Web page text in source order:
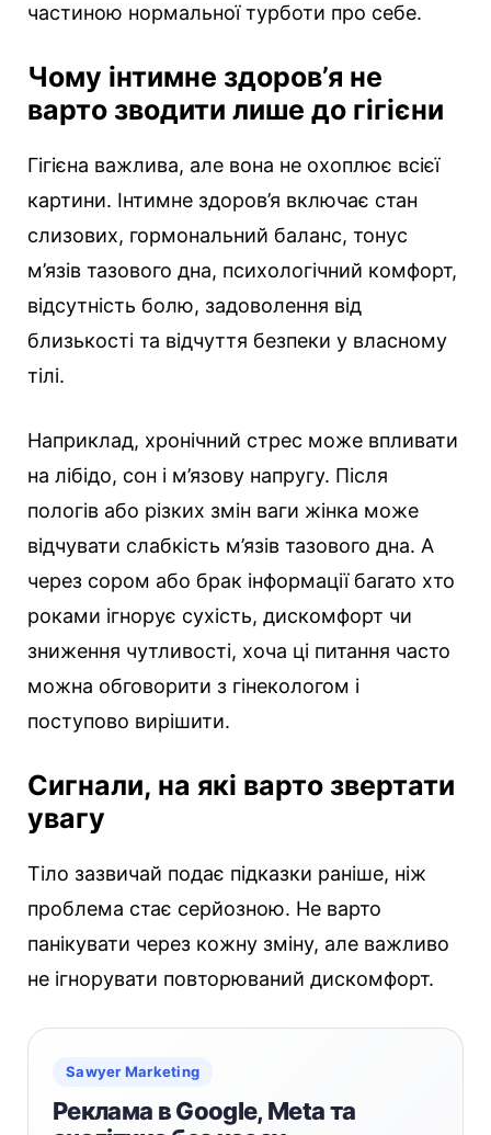
частиною нормальної турботи про себе.
Чому інтимне здоров’я не
варто зводити лише до гігієни
Гігієна важлива, але вона не охоплює всієї
картини. Інтимне здоров’я включає стан
слизових, гормональний баланс, тонус
м’язів тазового дна, психологічний комфорт,
відсутність болю, задоволення від
близькості та відчуття безпеки у власному
тілі.
Наприклад, хронічний стрес може впливати
на лібідо, сон і м’язову напругу. Після
пологів або різких змін ваги жінка може
відчувати слабкість м’язів тазового дна. А
через сором або брак інформації багато хто
роками ігнорує сухість, дискомфорт чи
зниження чутливості, хоча ці питання часто
можна обговорити з гінекологом і
поступово вирішити.
Сигнали, на які варто звертати
увагу
Тіло зазвичай подає підказки раніше, ніж
проблема стає серйозною. Не варто
панікувати через кожну зміну, але важливо
не ігнорувати повторюваний дискомфорт.
Sawyer Marketing
Реклама в Google, Meta та